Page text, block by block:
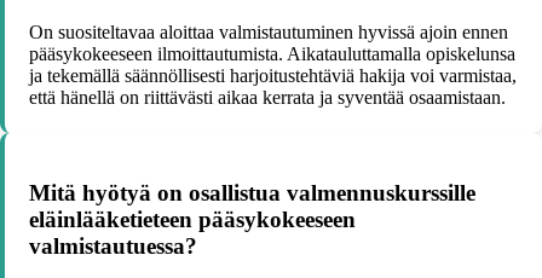
On suositeltavaa aloittaa valmistautuminen hyvissä ajoin ennen
pääsykokeeseen ilmoittautumista. Aikatauluttamalla opiskelunsa
ja tekemällä säännöllisesti harjoitustehtäviä hakija voi varmistaa,
että hänellä on riittävästi aikaa kerrata ja syventää osaamistaan.
Mitä hyötyä on osallistua valmennuskurssille
eläinlääketieteen pääsykokeeseen
valmistautuessa?